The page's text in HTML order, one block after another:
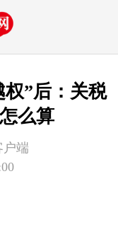
”后：关税
么算
户端